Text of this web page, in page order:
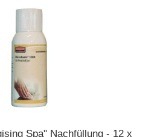
Spa" Nachfüllung - 12 x